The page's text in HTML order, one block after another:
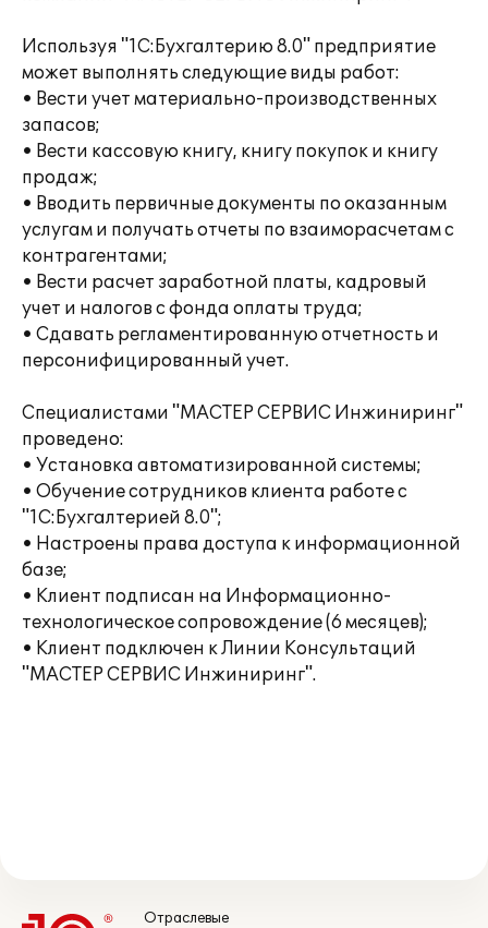
Используя "1С:Бухгалтерию 8.0" предприятие
может выполнять следующие виды работ:
• Вести учет материально-производственных
запасов;
• Вести кассовую книгу, книгу покупок и книгу
продаж;
• Вводить первичные документы по оказанным
услугам и получать отчеты по взаиморасчетам с
контрагентами;
• Вести расчет заработной платы, кадровый
учет и налогов с фонда оплаты труда;
• Сдавать регламентированную отчетность и
персонифицированный учет.
Специалистами "МАСТЕР СЕРВИС Инжиниринг"
проведено:
• Установка автоматизированной системы;
• Обучение сотрудников клиента работе с
"1С:Бухгалтерией 8.0";
• Настроены права доступа к информационной
базе;
• Клиент подписан на Информационно-
технологическое сопровождение (6 месяцев);
• Клиент подключен к Линии Консультаций
"МАСТЕР СЕРВИС Инжиниринг".
Отраслевые